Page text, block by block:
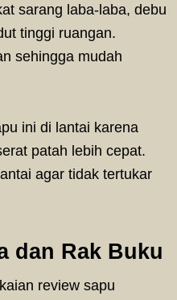
sarang laba-laba, debu
tinggi ruangan.
sehingga mudah
ini di lantai karena
patah lebih cepat.
agar tidak tertukar
dan Rak Buku
review sapu